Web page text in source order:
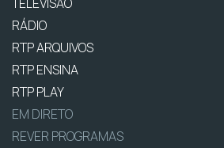
RÁDIO
RTP ARQUIVOS
RTP ENSINA
RTP PLAY
EM DIRETO
REVER PROGRAMAS